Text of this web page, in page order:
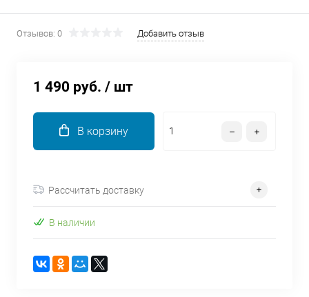
Отзывов: 0 Добавить отзыв
1 490 руб. / шт
В корзину
Рассчитать доставку
В наличии
выбранный способом
списываться
по25% каждые 2 недели
8 800 302-02-51